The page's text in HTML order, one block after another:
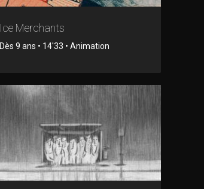
Ice Merchants
Dès 9 ans • 14'33 • Animation